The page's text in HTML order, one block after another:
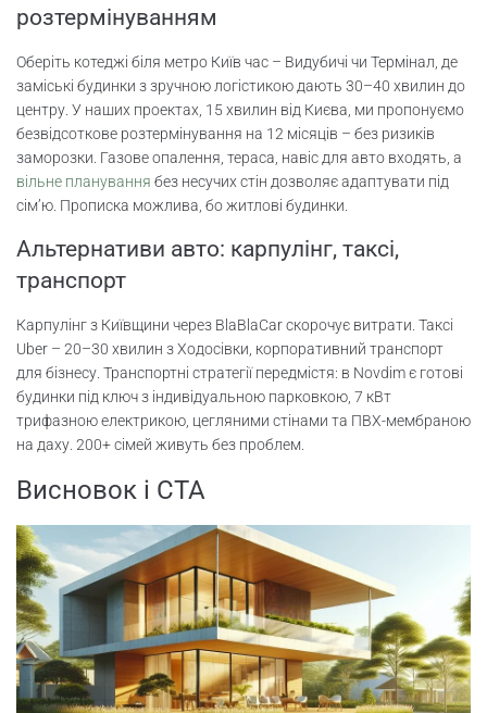
розтермінуванням
Оберіть котеджі біля метро Київ час – Видубичі чи Термінал, де
заміські будинки з зручною логістикою дають 30–40 хвилин до
центру. У наших проектах, 15 хвилин від Києва, ми пропонуємо
безвідсоткове розтермінування на 12 місяців – без ризиків
заморозки. Газове опалення, тераса, навіс для авто входять, а
вільне планування без несучих стін дозволяє адаптувати під
сім’ю. Прописка можлива, бо житлові будинки.
Альтернативи авто: карпулінг, таксі,
транспорт
Карпулінг з Київщини через BlaBlaCar скорочує витрати. Таксі
Uber – 20–30 хвилин з Ходосівки, корпоративний транспорт
для бізнесу. Транспортні стратегії передмістя: в Novdim є готові
будинки під ключ з індивідуальною парковкою, 7 кВт
трифазною електрикою, цегляними стінами та ПВХ-мембраною
на даху. 200+ сімей живуть без проблем.
Висновок і CTA